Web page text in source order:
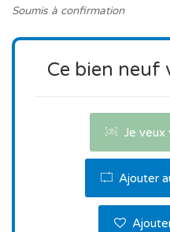
Soumis à confirmation
Ce bien neuf
Je veux
Ajouter